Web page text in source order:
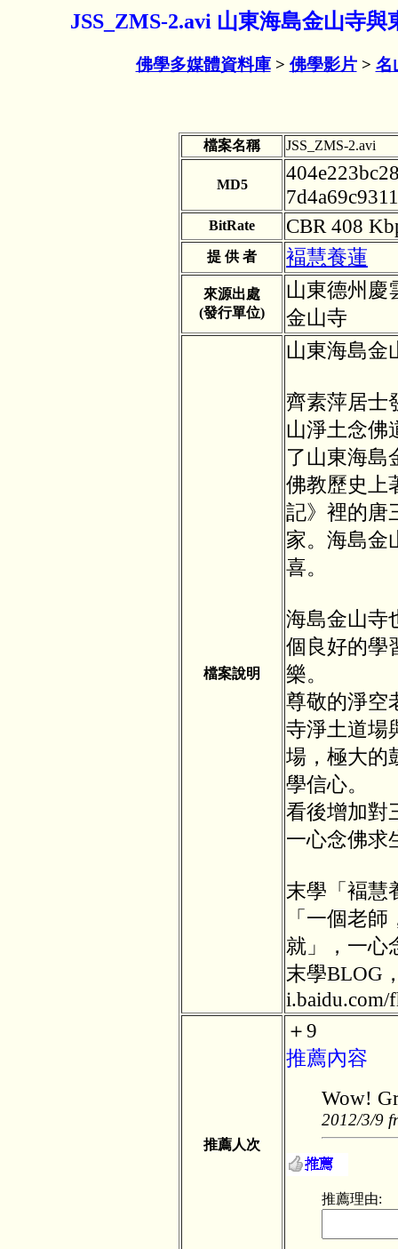
JSS_ZMS-2.avi 山東海島金山寺
佛學多媒體資料庫> 佛學影片> 名
檔案名稱 JSS_ZMS-2.avi
MD5
BitRate CBR 408
提 供 者 褔慧養蓮
來源出處
(發行單位)
山東德州慶
金山寺
檔案說明
山東海島金
齊素萍居士
山淨土念佛
了山東海島
佛教歷史上
記》裡的唐
家。海島金
喜。
海島金山寺
個良好的學
樂。
尊敬的淨空
寺淨土道場
場，極大的
學信心。
看後增加對
一心念佛求
末學「褔慧
「一個老
就」，一心
末學BLOG
i.baidu.com/
推薦人次
＋9
推薦內容
Wow!
2012/3/9
推薦理由: